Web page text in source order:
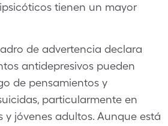
tienen un mayor
de advertencia declara
antidepresivos pueden
de pensamientos y
particularmente en
y jóvenes adultos. Aunque está